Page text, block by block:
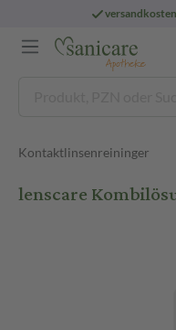
Kontaktlinsenreininger
lenscare